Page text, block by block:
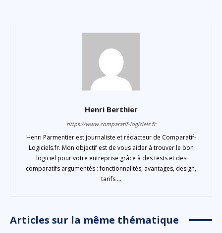
Henri Berthier
https://www.comparatif-logiciels.fr
Henri Parmentier est journaliste et rédacteur de Comparatif-
Logiciels.fr. Mon objectif est de vous aider à trouver le bon
logiciel pour votre entreprise grâce à des tests et des
comparatifs argumentés : fonctionnalités, avantages, design,
tarifs ...
Articles sur la même thématique